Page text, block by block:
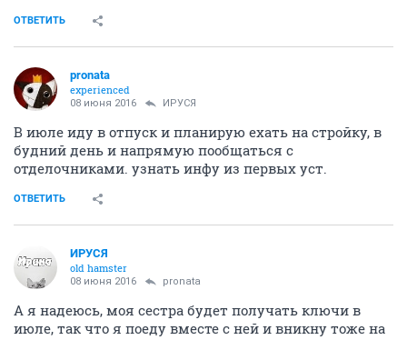
ОТВЕТИТЬ
pronata
experienced
08 июня 2016 ИРУСЯ
В июле иду в отпуск и планирую ехать на стройку, в
будний день и напрямую пообщаться с
отделочниками. узнать инфу из первых уст.
ОТВЕТИТЬ
ИРУСЯ
old hamster
08 июня 2016 pronata
А я надеюсь, моя сестра будет получать ключи в
июле, так что я поеду вместе с ней и вникну тоже на